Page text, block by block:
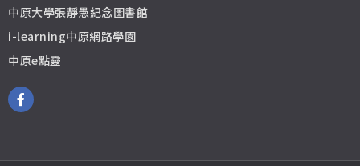
中原大學張靜愚紀念圖書館
i-learning中原網路學園
中原e點靈